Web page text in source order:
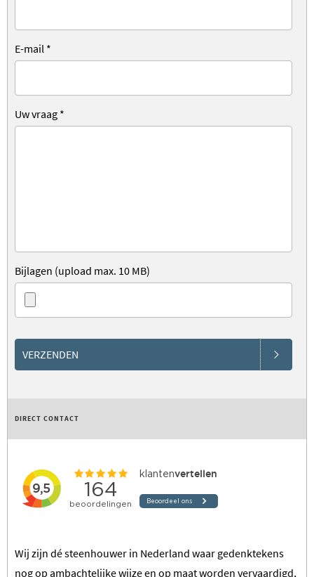
E-mail *
Uw vraag *
Bijlagen (upload max. 10 MB)
VERZENDEN
DIRECT CONTACT
Wij zijn dé steenhouwer in Nederland waar gedenktekens
nog op ambachtelijke wijze en op maat worden vervaardigd,